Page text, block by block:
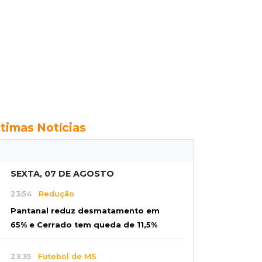
Notícias
SEXTA, 07 DE AGOSTO
23:54 Redução
Pantanal reduz desmatamento em
65% e Cerrado tem queda de 11,5%
23:35 Futebol de MS